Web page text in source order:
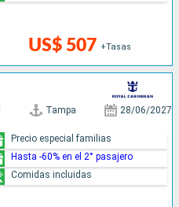
US$ 507 +Tasas
Tampa 28/06/2027
Precio especial familias
Hasta -60% en el 2° pasajero
Comidas incluidas